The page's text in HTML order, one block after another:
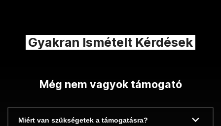
Gyakran Ismételt Kérdések
Még nem vagyok támogató
Miért van szükségetek a támogatásra?